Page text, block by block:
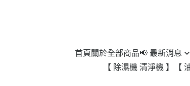
首頁 關於全部商品📢 最新消息
【 除濕機 清淨機 】
【